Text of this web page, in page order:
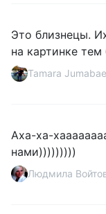
Это близнецы.
на картинке тем
Tamara
Аха-ха-
нами)))))))))
Людмила